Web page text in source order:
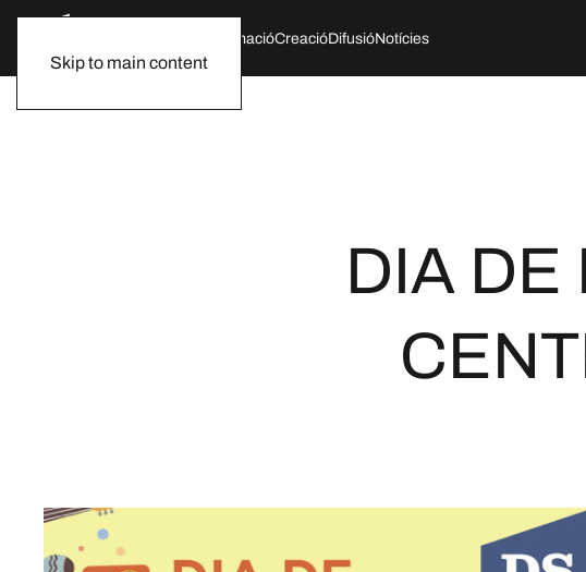
Skip to main content
FormacióCreacióDifusióNotícies
DIA DE